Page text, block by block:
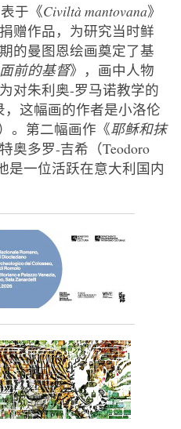
于《Civiltà mantovana》
赠作品，为研究当时鲜
的曼图恩绘画奠定了基
前的基督》，画中人物
对朱利奥-罗马诺教学的
，这幅画的作者是小洛伦
。第二幅画作《耶稣和抹
奥多罗-吉希（Teodoro
是一位活跃在意大利国内